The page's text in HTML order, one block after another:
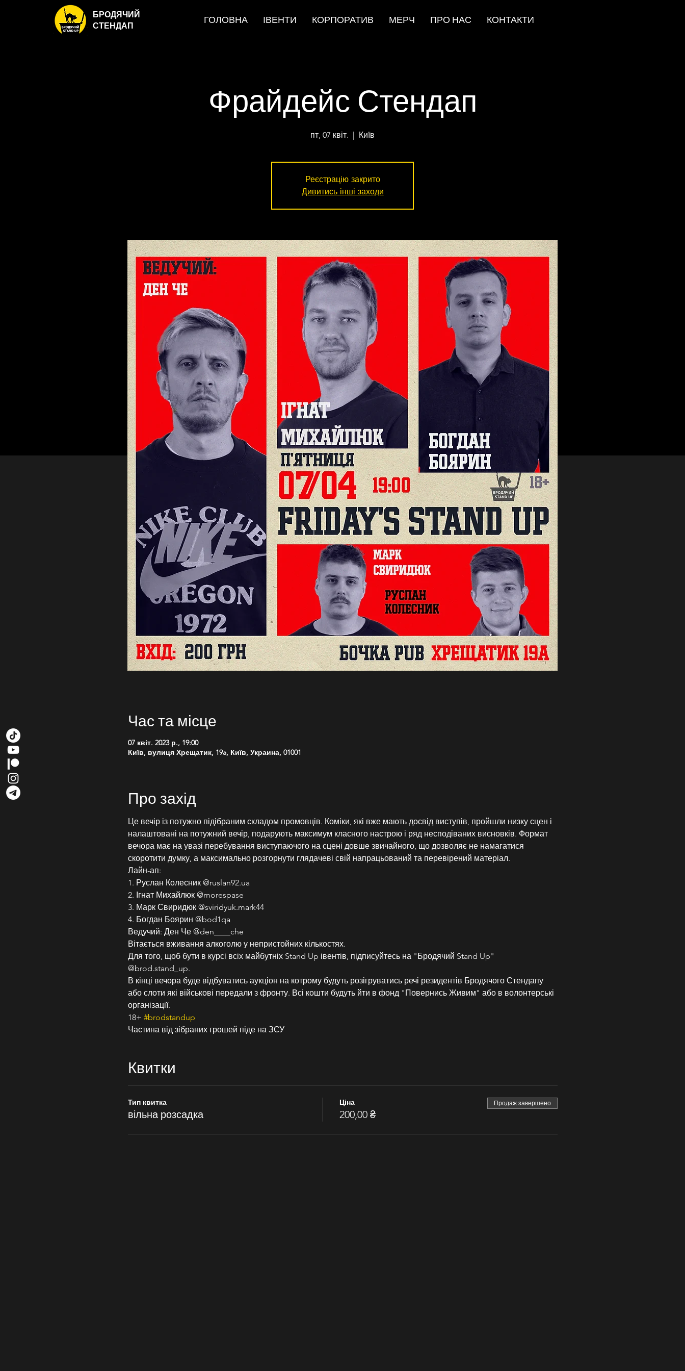
БРОДЯЧИЙ
СТЕНДАП
ГОЛОВНА ІВЕНТИ КОРПОРАТИВ МЕРЧ ПРО НАС КОНТАКТИ
Фрайдейс Стендап
пт, 07 квіт.
  |
Київ
Реєстрацію закрито
Дивитись інші заходи
Час та місце
07 квіт. 2023 р., 19:00
Київ, вулиця Хрещатик, 19a, Київ, Украина, 01001
Про захід
Це вечір із потужно підібраним складом промовців. Коміки, які вже мають досвід виступів, пройшли низку сцен і
налаштовані на потужний вечір, подарують максимум класного настрою і ряд несподіваних висновків. Формат
вечора має на увазі перебування виступаючого на сцені довше звичайного, що дозволяє не намагатися
скоротити думку, а максимально розгорнути глядачеві свій напрацьований та перевірений матеріал.
Лайн-ап:
1. Руслан Колесник @ruslan92.ua
2. Ігнат Михайлюк @morespase
3. Марк Свиридюк @sviridyuk.mark44
4. Богдан Боярин @bod1qa
Ведучий: Ден Че @den____che
Вітається вживання алкоголю у непристойних кількостях.
Для того, щоб бути в курсі всіх майбутніх Stand Up івентів, підписуйтесь на "Бродячий Stand Up"
@brod.stand_up.
В кінці вечора буде відбуватись аукціон на котрому будуть розігруватись речі резидентів Бродячого Стендапу
або слоти які військові передали з фронту. Всі кошти будуть йти в фонд "Повернись Живим" або в волонтерські
організації.
18+ #brodstandup
Частина від зібраних грошей піде на ЗСУ
Квитки
Тип квитка
вільна розсадка
Ціна
200,00 ₴
Продаж завершено